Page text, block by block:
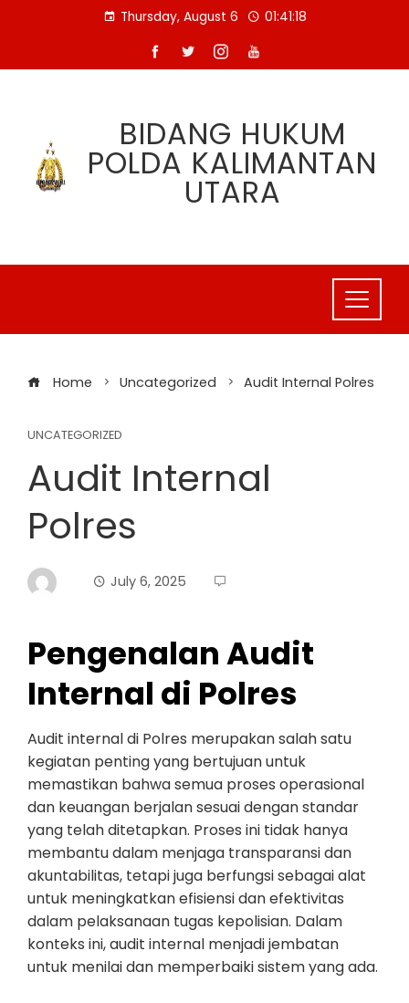
Thursday, August 6 01:41:18
BIDANG HUKUM
POLDA KALIMANTAN
UTARA
Home Uncategorized Audit Internal Polres
UNCATEGORIZED
Audit Internal
Polres
July 6, 2025
Pengenalan Audit
Internal di Polres
Audit internal di Polres merupakan salah satu
kegiatan penting yang bertujuan untuk
memastikan bahwa semua proses operasional
dan keuangan berjalan sesuai dengan standar
yang telah ditetapkan. Proses ini tidak hanya
membantu dalam menjaga transparansi dan
akuntabilitas, tetapi juga berfungsi sebagai alat
untuk meningkatkan efisiensi dan efektivitas
dalam pelaksanaan tugas kepolisian. Dalam
konteks ini, audit internal menjadi jembatan
untuk menilai dan memperbaiki sistem yang ada.